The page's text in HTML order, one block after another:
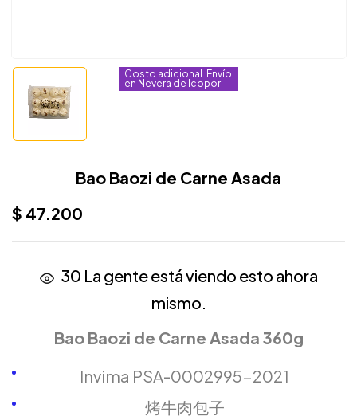
Costo adicional. Envío
en Nevera de Icopor
Bao Baozi de Carne Asada
$ 47.200
30 La gente está viendo esto ahora
mismo.
Bao Baozi de Carne Asada 360g
Invima PSA-0002995-2021
烤牛肉包子